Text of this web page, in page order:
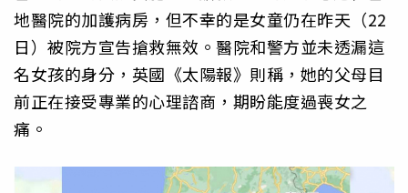
地醫院的加護病房，但不幸的是女童仍在昨天（22
日）被院方宣告搶救無效。醫院和警方並未透漏這
名女孩的身分，英國《太陽報》則稱，她的父母目
前正在接受專業的心理諮商，期盼能度過喪女之
痛。